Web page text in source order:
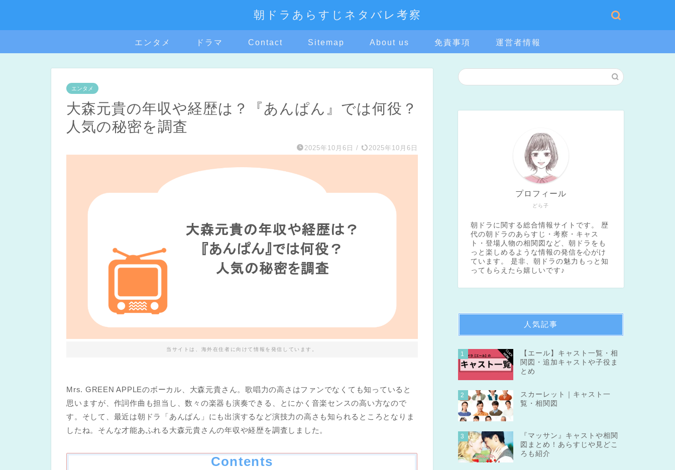
朝ドラあらすじネタバレ考察
エンタメ ドラマ Contact Sitemap About us 免責事項 運営者情報
エンタメ
大森元貴の年収や経歴は？『あんぱん』では何役？
人気の秘密を調査
2025年10月6日 / 2025年10月6日
当サイトは、海外在住者に向けて情報を発信しています。
Mrs. GREEN APPLEのボーカル、大森元貴さん。歌唱力の高さはファンでなくても知っていると
思いますが、作詞作曲も担当し、数々の楽器も演奏できる、とにかく音楽センスの高い方なので
す。そして、最近は朝ドラ「あんぱん」にも出演するなど演技力の高さも知られるところとなりま
したね。そんな才能あふれる大森元貴さんの年収や経歴を調査しました。
Contents
どら子
プロフィール
朝ドラに関する総合情報サイトです。 歴
代の朝ドラのあらすじ・考察・キャス
ト・登場人物の相関図など、朝ドラをも
っと楽しめるような情報の発信を心がけ
ています。 是非、朝ドラの魅力もっと知
ってもらえたら嬉しいです♪
人気記事
1
【エール】キャスト一覧・相
関図・追加キャストや子役ま
とめ
2
スカーレット｜キャスト一
覧・相関図
3
『マッサン』キャストや相関
図まとめ！あらすじや見どこ
ろも紹介